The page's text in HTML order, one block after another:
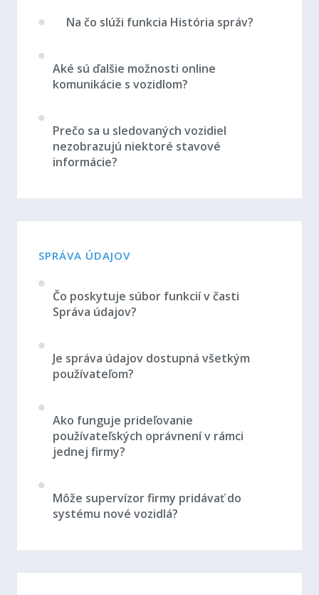
Na čo slúži funkcia História správ?
Aké sú ďalšie možnosti online
komunikácie s vozidlom?
Prečo sa u sledovaných vozidiel
nezobrazujú niektoré stavové
informácie?
SPRÁVA ÚDAJOV
Čo poskytuje súbor funkcií v časti
Správa údajov?
Je správa údajov dostupná všetkým
používateľom?
Ako funguje prideľovanie
používateľských oprávnení v rámci
jednej firmy?
Môže supervízor firmy pridávať do
systému nové vozidlá?